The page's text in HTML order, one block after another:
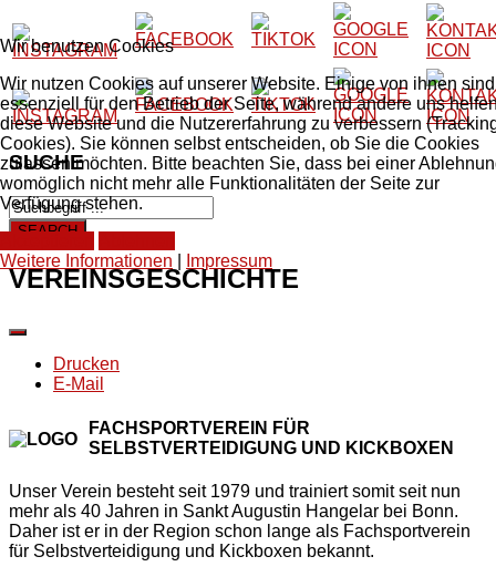
SUCHE
VEREINSGESCHICHTE
Drucken
E-Mail
FACHSPORTVEREIN FÜR
SELBSTVERTEIDIGUNG UND KICKBOXEN
Unser Verein besteht seit 1979 und trainiert somit seit nun
mehr als 40 Jahren in Sankt Augustin Hangelar bei Bonn.
Daher ist er in der Region schon lange als Fachsportverein
für Selbstverteidigung und Kickboxen bekannt.
Wir benutzen Cookies
Wir nutzen Cookies auf unserer Website. Einige von ihnen sind
essenziell für den Betrieb der Seite, während andere uns
diese Website und die Nutzererfahrung zu verbessern
Cookies). Sie können selbst entscheiden, ob Sie die Cookies
zulassen möchten. Bitte beachten Sie, dass bei einer
womöglich nicht mehr alle Funktionalitäten der Seite zur
Verfügung stehen.
Weitere Informationen
Impressum